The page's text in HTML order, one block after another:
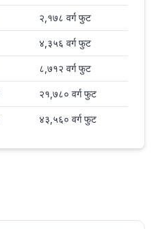
२,१७८ वर्ग फुट
४,३५६ वर्ग फुट
८,७१२ वर्ग फुट
२१,७८० वर्ग फुट
४३,५६० वर्ग फुट